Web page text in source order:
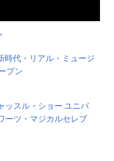
時代・リアル・ミュージ
プン
ッスル・ショー ユニバ
ーツ・マジカルセレブ